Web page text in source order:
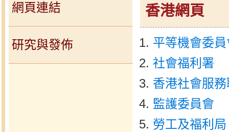
網頁連結
研究與發佈
香港網頁
平等機會委
社會福利署
香港社會服
監護委員會
勞工及福利局